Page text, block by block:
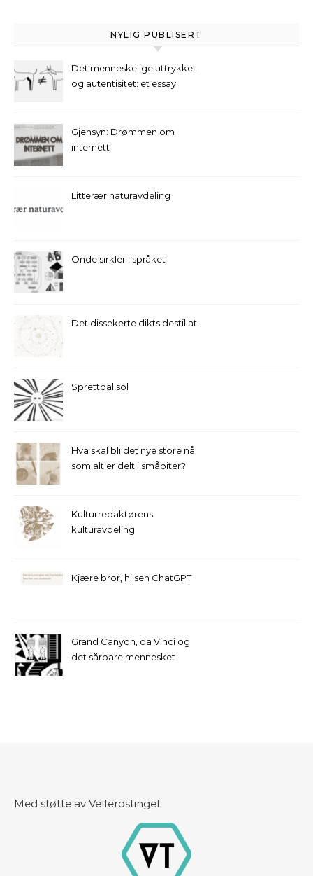
NYLIG PUBLISERT
Det menneskelige uttrykket
og autentisitet: et essay
Gjensyn: Drømmen om
internett
Litterær naturavdeling
Onde sirkler i språket
Det dissekerte dikts destillat
Sprettballsol
Hva skal bli det nye store nå
som alt er delt i småbiter?
Kulturredaktørens
kulturavdeling
Kjære bror, hilsen ChatGPT
Grand Canyon, da Vinci og
det sårbare mennesket
Med støtte av Velferdstinget